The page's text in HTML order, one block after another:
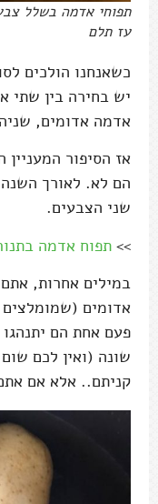
תפוחי אדמה בשלל
עז תלם
כשאנחנו הולכים
יש בחירה בין שתי
אדמה אדומים,
אז הסיפור
הם לא. לאורך
שני הצבעים.
>> תפוח אדמה
במילים אחרות,
אדומים (שמומלצים
פעם אחת הם
שונה (ואין לכם
קניתם.. אלא אם